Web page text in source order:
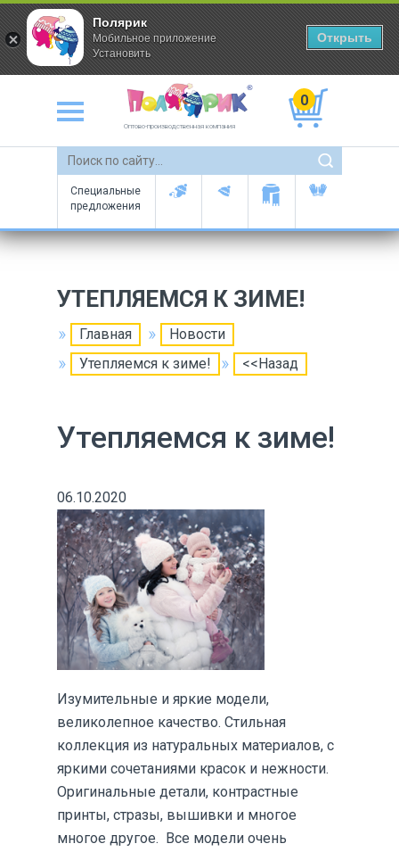
Оптово-производственная компания
0
Специальные
предложения
УТЕПЛЯЕМСЯ К ЗИМЕ!
Главная
Новости
Утепляемся к зиме!
<<Назад
Утепляемся к зиме!
06.10.2020
Изумительные и яркие модели,
великолепное качество. Стильная
коллекция из натуральных материалов, с
яркими сочетаниями красок и нежности.
Оригинальные детали, контрастные
принты, стразы, вышивки и многое
многое другое. Все модели очень
Полярик
Мобильное приложение
Установить
Открыть